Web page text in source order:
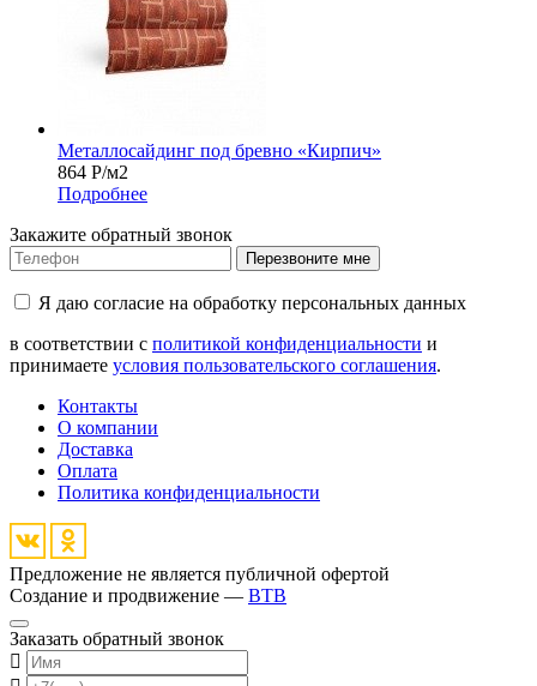
Металлосайдинг под бревно «Кирпич»
864 Р/м2
Подробнее
Закажите обратный звонок
Перезвоните мне
Я даю согласие на обработку персональных данных
в соответствии с политикой конфиденциальности и
принимаете условия пользовательского соглашения.
Контакты
О компании
Доставка
Оплата
Политика конфиденциальности
Предложение не является публичной офертой
Создание и продвижение — BTB
Заказать обратный звонок